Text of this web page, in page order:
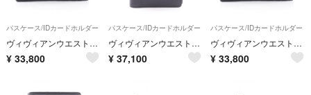
パスケース/IDカードホルダー
ヴィヴィアンウエストウッド Vivienne Westwood CARD HOLDER WITH ZIP オーブ カードケース アクセサリー フェイクレザー レディース ブラック系 5402000YUS0021N401 【新品】
¥ 33,800
パスケース/IDカードホルダー
ヴィヴィアンウエストウッド Vivienne Westwood パスポートケース パスケース アクセサリー レザー レディース ブラック系 51070053WL00B0N401 【新品】
¥ 37,100
パスケース/IDカードホルダー
ヴィヴィアンウエストウッド Vivienne Westwood CARD HOLDER WITH ZIP オーブ カードケース アクセサリー フェイクレザー レディース ブラック系 5402000YUS0021N401 【新品】
¥ 33,800